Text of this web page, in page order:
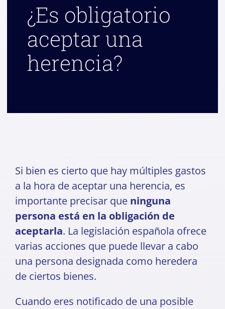
¿Es obligatorio
aceptar una
herencia?
Si bien es cierto que hay múltiples gastos
a la hora de aceptar una herencia, es
importante precisar que ninguna
persona está en la obligación de
aceptarla. La legislación española ofrece
varias acciones que puede llevar a cabo
una persona designada como heredera
de ciertos bienes.
Cuando eres notificado de una posible